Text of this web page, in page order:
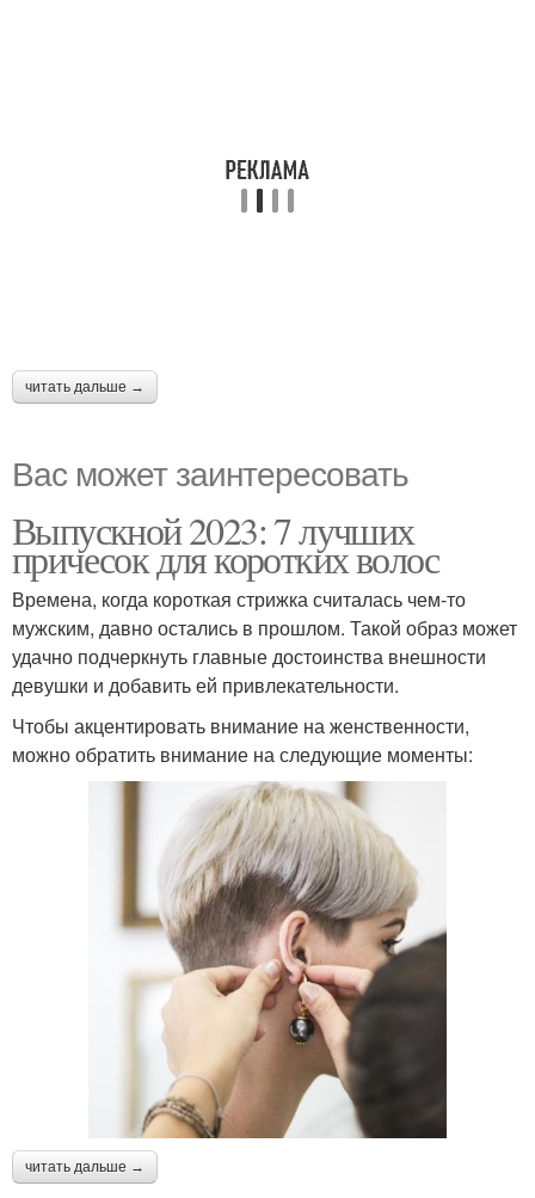
читать дальше →
Вас может заинтересовать
Выпускной 2023: 7 лучших
причесок для коротких волос
Времена, когда короткая стрижка считалась чем-то
мужским, давно остались в прошлом. Такой образ может
удачно подчеркнуть главные достоинства внешности
девушки и добавить ей привлекательности.
Чтобы акцентировать внимание на женственности,
можно обратить внимание на следующие моменты:
читать дальше →